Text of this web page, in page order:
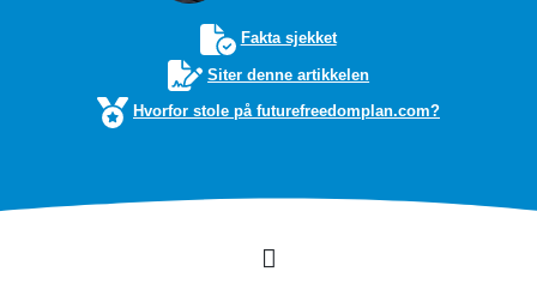
Fakta sjekket
Siter denne artikkelen
Hvorfor stole på futurefreedomplan.com?